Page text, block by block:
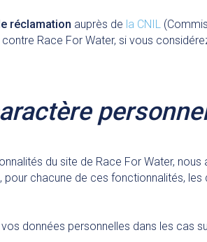
réclamation auprès de la CNIL
Race For Water, si vous
du site de Race For Water,
chacune de ces fonctionnalités,
données personnelles dans les cas